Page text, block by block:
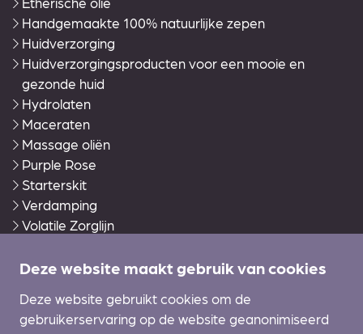
Handgemaakte 100% natuurlijke zepen
Huidverzorging
Huidverzorgingsproducten voor een mooie en
gezonde huid
Hydrolaten
Maceraten
Massage oliën
Purple Rose
Starterskit
Verdamping
Volatile Zorglijn
Wierook en accessoires
Deze website maakt gebruik van cookies
Deze website gebruikt cookies om de
gebruikerservaring op de website geanonimiseerd